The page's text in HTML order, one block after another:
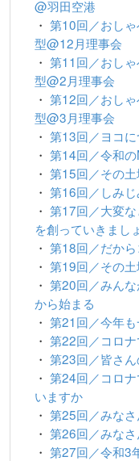
@羽田空港
・ 第10回／おし
型@12月理事会
・ 第11回／おし
型@2月理事会
・ 第12回／おし
型@3月理事会
・ 第13回／ヨコ
・ 第14回／令和
・ 第15回／その
・ 第16回／しみ
・ 第17回／大変
を創っていきまし
・ 第18回／だか
・ 第19回／その
・ 第20回／みん
から始まる
・ 第21回／今年も
・ 第22回／コロ
・ 第23回／皆さ
・ 第24回／コロ
いますか
・ 第25回／みな
・ 第26回／みな
・ 第27回／令和3